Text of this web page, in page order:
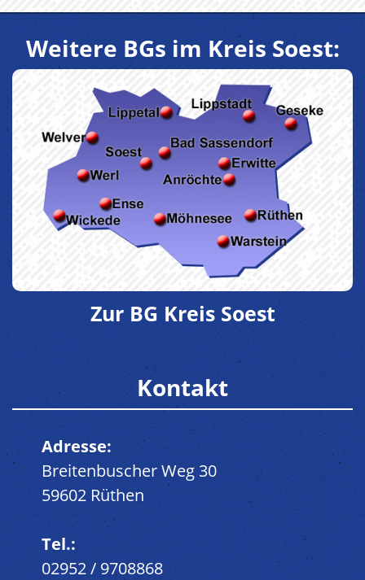
Weitere BGs im Kreis Soest:
Zur BG Kreis Soest
Kontakt
Adresse:
Breitenbuscher Weg 30
59602 Rüthen
Tel.:
02952 / 9708868